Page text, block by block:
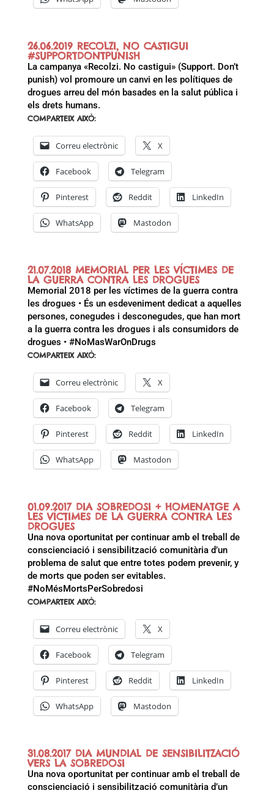
26.06.2019 RECOLZI, NO CASTIGUI
#SUPPORTDONTPUNISH
La campanya «Recolzi. No castigui» (Support. Don’t
punish) vol promoure un canvi en les polítiques de
drogues arreu del món basades en la salut pública i
els drets humans.
COMPARTEIX AIXÒ:
Correu electrònic X
Facebook Telegram
Pinterest Reddit LinkedIn
WhatsApp Mastodon
21.07.2018 MEMORIAL PER LES VÍCTIMES DE
LA GUERRA CONTRA LES DROGUES
Memorial 2018 per les víctimes de la guerra contra
les drogues • És un esdeveniment dedicat a aquelles
persones, conegudes i desconegudes, que han mort
a la guerra contra les drogues i als consumidors de
drogues • #NoMasWarOnDrugs
COMPARTEIX AIXÒ:
Correu electrònic X
Facebook Telegram
Pinterest Reddit LinkedIn
WhatsApp Mastodon
01.09.2017 DIA SOBREDOSI + HOMENATGE A
LES VÍCTIMES DE LA GUERRA CONTRA LES
DROGUES
Una nova oportunitat per continuar amb el treball de
conscienciació i sensibilització comunitària d’un
problema de salut que entre totes podem prevenir, y
de morts que poden ser evitables.
#NoMésMortsPerSobredosi
COMPARTEIX AIXÒ:
Correu electrònic X
Facebook Telegram
Pinterest Reddit LinkedIn
WhatsApp Mastodon
31.08.2017 DIA MUNDIAL DE SENSIBILITZACIÓ
VERS LA SOBREDOSI
Una nova oportunitat per continuar amb el treball de
conscienciació i sensibilització comunitària d’un